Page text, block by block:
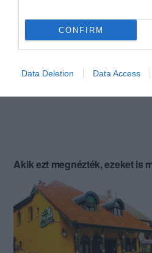
CONFIRM
Data Deletion Data Access
Akik ezt megnézték, ezeket is